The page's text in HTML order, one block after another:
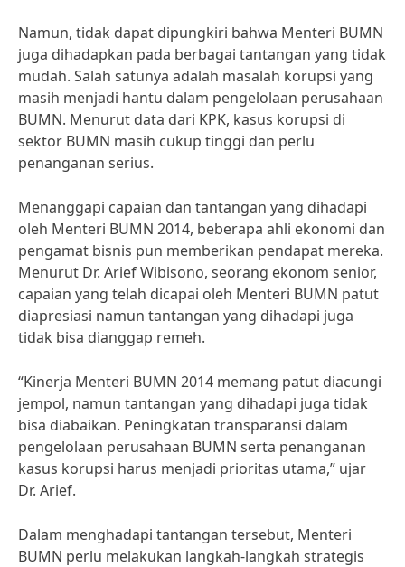
Namun, tidak dapat dipungkiri bahwa Menteri BUMN
juga dihadapkan pada berbagai tantangan yang tidak
mudah. Salah satunya adalah masalah korupsi yang
masih menjadi hantu dalam pengelolaan perusahaan
BUMN. Menurut data dari KPK, kasus korupsi di
sektor BUMN masih cukup tinggi dan perlu
penanganan serius.
Menanggapi capaian dan tantangan yang dihadapi
oleh Menteri BUMN 2014, beberapa ahli ekonomi dan
pengamat bisnis pun memberikan pendapat mereka.
Menurut Dr. Arief Wibisono, seorang ekonom senior,
capaian yang telah dicapai oleh Menteri BUMN patut
diapresiasi namun tantangan yang dihadapi juga
tidak bisa dianggap remeh.
“Kinerja Menteri BUMN 2014 memang patut diacungi
jempol, namun tantangan yang dihadapi juga tidak
bisa diabaikan. Peningkatan transparansi dalam
pengelolaan perusahaan BUMN serta penanganan
kasus korupsi harus menjadi prioritas utama,” ujar
Dr. Arief.
Dalam menghadapi tantangan tersebut, Menteri
BUMN perlu melakukan langkah-langkah strategis